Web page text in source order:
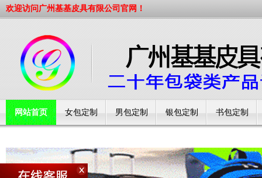
欢迎访问广州基基皮具有限公司官网！
网站首页 女包定制 男包定制 银包定制 书包定制